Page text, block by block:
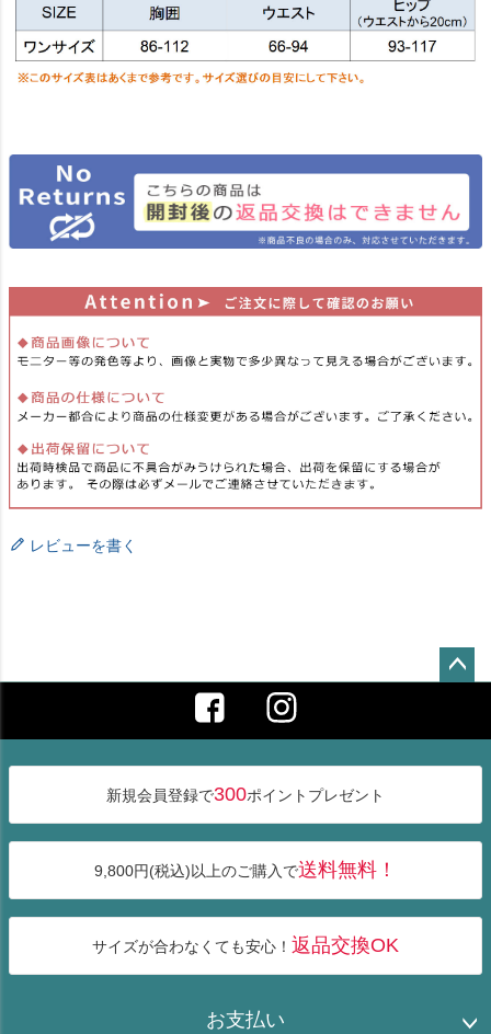
レビューを書く
ップ
へ
新規会員登録で300ポイントプレゼント
9,800円(税込)以上のご購入で送料無料！
サイズが合わなくても安心！ 返品交換OK
お支払い